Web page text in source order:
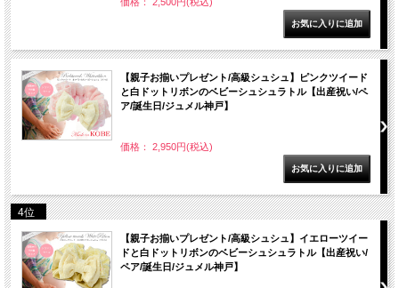
【親子お揃いプレゼント/高級シュシュ】ピンクツイード
と白ドットリボンのベビーシュシュラトル【出産祝い/ペ
ア/誕生日/ジュメル神戸】
価格： 2,950円(税込)
4位
【親子お揃いプレゼント/高級シュシュ】イエローツイー
ドと白ドットリボンのベビーシュシュラトル【出産祝い/
ペア/誕生日/ジュメル神戸】